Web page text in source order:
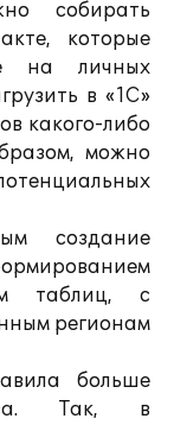
собирать
которые
на личных
в «1С»
какого-либо
можно
создание
таблиц, с
регионам
больше
Так, в